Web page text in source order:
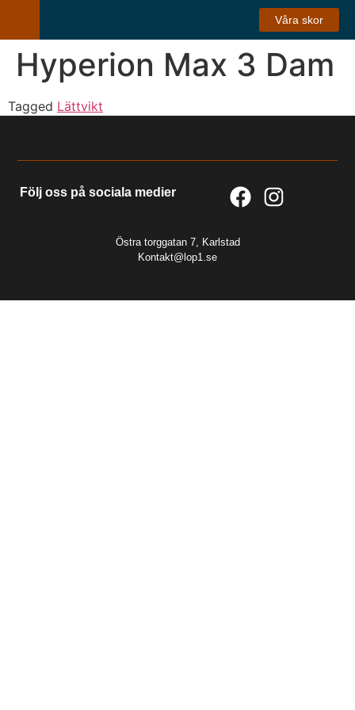
Våra skor
Hyperion Max 3 Dam
Tagged Lättvikt
Följ oss på sociala medier
Östra torggatan 7, Karlstad
Kontakt@lop1.se